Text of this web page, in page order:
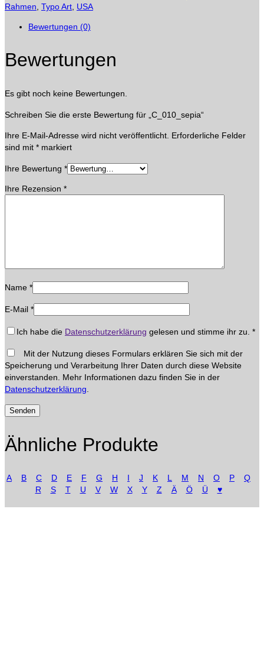
Rahmen Typo Art USA
Bewertungen (0)
Bewertungen
Es gibt noch keine Bewertungen.
Schreiben Sie die erste Bewertung für „C_010_sepia“
Ihre E-Mail-Adresse wird nicht veröffentlicht. Erforderliche Felder
sind mit * markiert
Ihre Bewertung *
Ihre Rezension *
Name *
E-Mail *
Ich habe die Datenschutzerklärung gelesen und stimme ihr zu. *
Mit der Nutzung dieses Formulars erklären Sie sich mit der
Speicherung und Verarbeitung Ihrer Daten durch diese Website
einverstanden. Mehr Informationen dazu finden Sie in der
Datenschutzerklärung
Ähnliche Produkte
A B C D E F G H I J K L M N O P
Q
R
S T U V W X Y Z Ä Ö Ü ♥